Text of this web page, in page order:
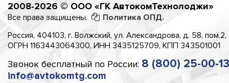
2008-2026 © ООО «ГК АвтокомТехнолоджи»
Все права защищены.
Политика ОПД.
Россия, 404103, г. Волжский, ул. Александрова, д. 58,
ОГРН 1163443064300, ИНН 3435125709, КПП 343501001
Звонок бесплатный по России: 8 (800) 25-00-
info@avtokomtg.com